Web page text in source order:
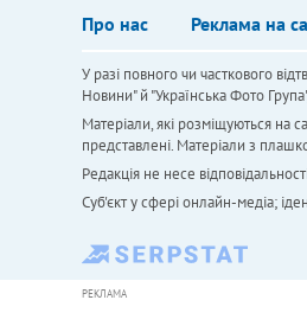
Про нас Реклама на
У разі повного чи часткового
Новини" й "Українська Фото
Матеріали, які розміщуються на
представлені. Матеріали з
Редакція не несе
Cуб'єкт у сфері онлайн-медіа;
РЕКЛАМА